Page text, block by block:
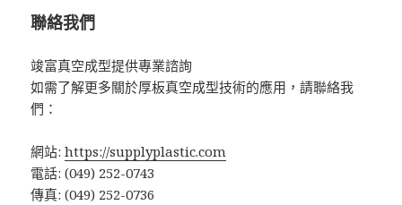
聯絡我們
竣富真空成型提供專業諮詢
如需了解更多關於厚板真空成型技術的應用，請聯絡我
們：
網站:https://supplyplastic.com
電話: (049) 252-0743
傳真: (049) 252-0736